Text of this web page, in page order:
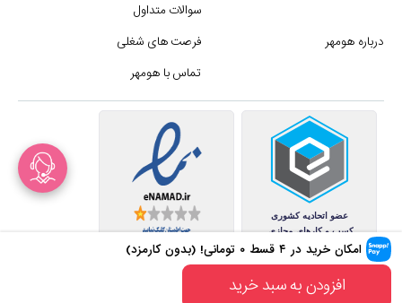
امکان خرید در ۴ قسط ۰ تومانی! (بدون کارمزد)
افزودن به سبد خرید
درباره هومهر
سوالات متداول
فرصت های شغلی
تماس با هومهر
کلیه حقوق این سایت متعلق به
مجموع فروشگاه های هومهر (فروشگاه آنلاین هومهر) میباشد.